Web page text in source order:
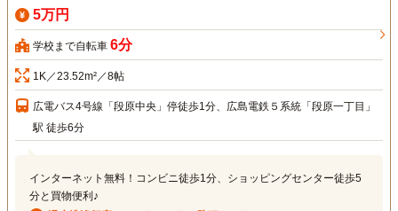
5万円
学校まで自転車 6分
1K／23.52m²／8帖
広電バス4号線「段原中央」停徒歩1分、広島電鉄５系統「段原一丁目」
駅 徒歩6分
インターネット無料！コンビニ徒歩1分、ショッピングセンター徒歩5
分と買物便利♪